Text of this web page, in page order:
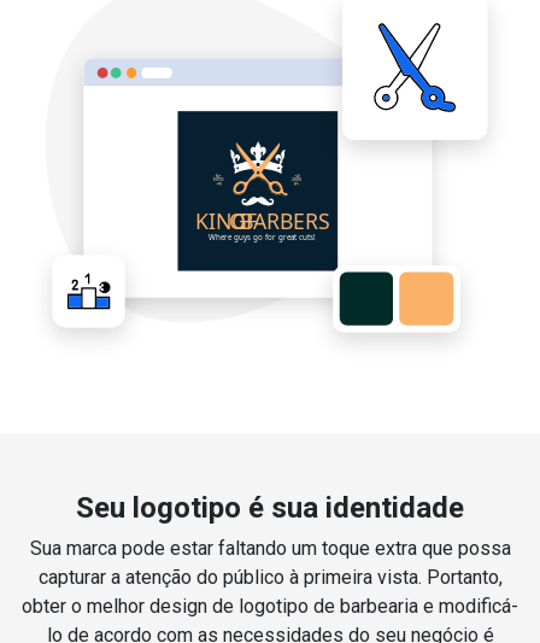
Seu logotipo é sua identidade
Sua marca pode estar faltando um toque extra que possa
capturar a atenção do público à primeira vista. Portanto,
obter o melhor design de logotipo de barbearia e modificá-
lo de acordo com as necessidades do seu negócio é